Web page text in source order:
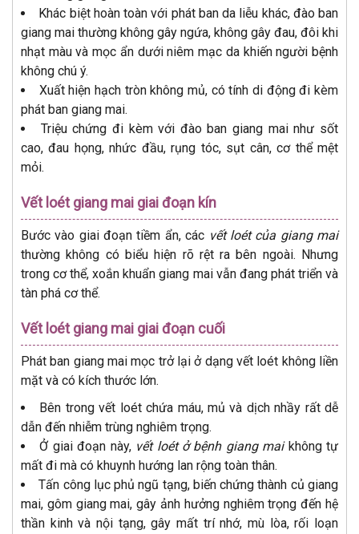
Khác biệt hoàn toàn với phát ban da liễu khác, đào ban
giang mai thường không gây ngứa, không gây đau, đôi khi
nhạt màu và mọc ẩn dưới niêm mạc da khiến người bệnh
không chú ý.
Xuất hiện hạch tròn không mủ, có tính di động đi kèm
phát ban giang mai.
Triệu chứng đi kèm với đào ban giang mai như sốt
cao, đau họng, nhức đầu, rụng tóc, sụt cân, cơ thể mệt
mỏi.
Vết loét giang mai giai đoạn kín
Bước vào giai đoạn tiềm ẩn, các vết loét của giang mai
thường không có biểu hiện rõ rệt ra bên ngoài. Nhưng
trong cơ thể, xoắn khuẩn giang mai vẫn đang phát triển và
tàn phá cơ thể.
Vết loét giang mai giai đoạn cuối
Phát ban giang mai mọc trở lại ở dạng vết loét không liền
mặt và có kích thước lớn.
Bên trong vết loét chứa máu, mủ và dịch nhầy rất dễ
dẫn đến nhiễm trùng nghiêm trọng.
Ở giai đoạn này, vết loét ở bệnh giang maikhông tự
mất đi mà có khuynh hướng lan rộng toàn thân.
Tấn công lục phủ ngũ tạng, biến chứng thành củ giang
mai, gôm giang mai, gây ảnh hưởng nghiêm trọng đến hệ
thần kinh và nội tạng, gây mất trí nhớ, mù lòa, rối loạn